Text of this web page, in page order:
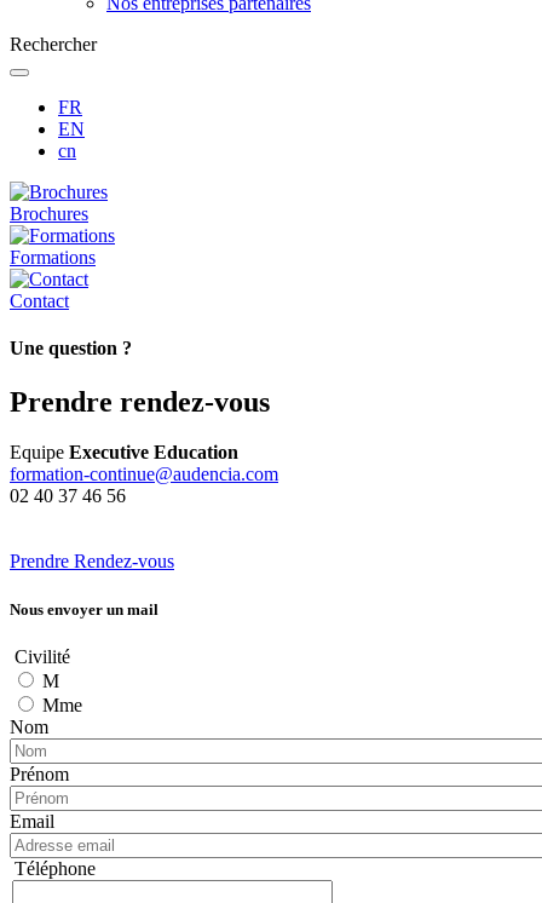
Rechercher
FR
EN
cn
Brochures
Formations
Contact
Une question ?
Prendre rendez-vous
Equipe Executive Education
formation-continue@audencia.com
02 40 37 46 56
Prendre Rendez-vous
Nous envoyer un mail
Civilité
M
Mme
Nom
Prénom
Email
Téléphone